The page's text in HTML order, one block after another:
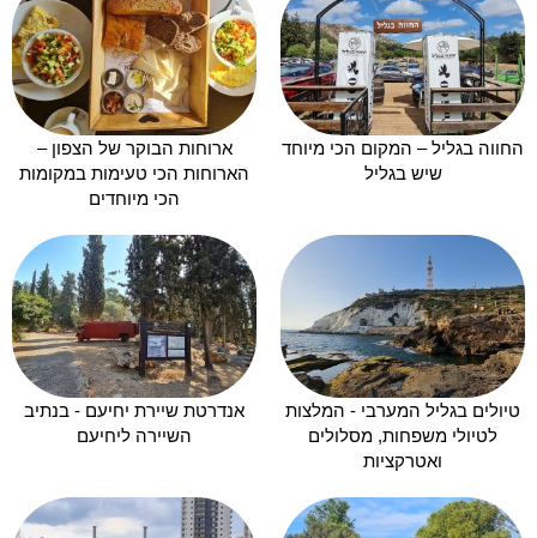
החווה בגליל – המקום הכי מיוחד
שיש בגליל
ארוחות הבוקר של הצפון –
הארוחות הכי טעימות במקומות
הכי מיוחדים
טיולים בגליל המערבי - המלצות
לטיולי משפחות, מסלולים
ואטרקציות
אנדרטת שיירת יחיעם - בנתיב
השיירה ליחיעם